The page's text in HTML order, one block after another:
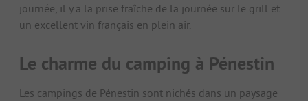
journée, il y a la prise fraîche de la journée sur le grill et
un excellent vin français en plein air.
Le charme du camping à Pénestin
Les campings de Pénestin sont nichés dans un paysage